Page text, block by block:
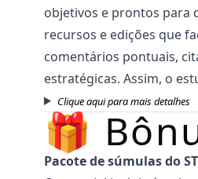
objetivos e prontos para
recursos e edições que
comentários pontuais,
estratégicas. Assim, o
Clique aqui para mais detalhes
🎁
Pacote de súmulas do